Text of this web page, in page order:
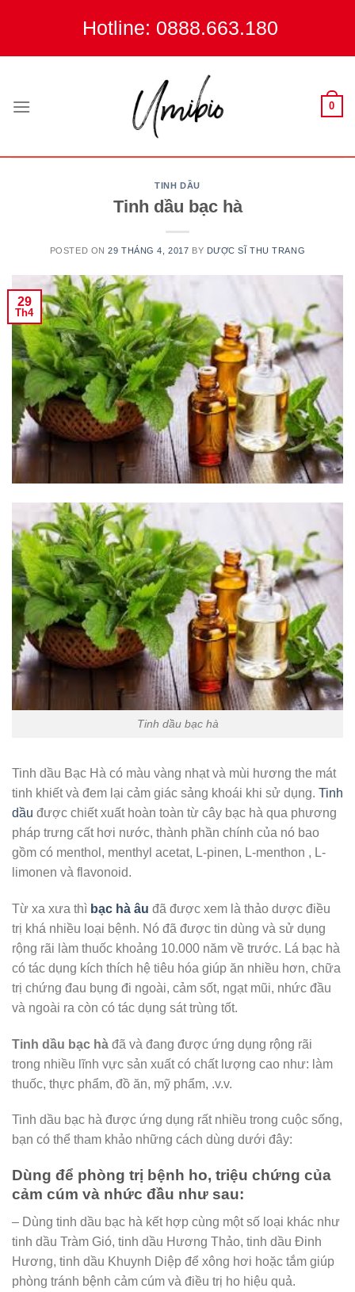
Hotline: 0888.663.180
0
TINH DẦU
Tinh dầu bạc hà
POSTED ON29 THÁNG 4, 2017 BY DƯỢC SĨ THU TRANG
29
Th4
Tinh dầu bạc hà
Tinh dầu Bạc Hà có màu vàng nhạt và mùi hương the mát
tinh khiết và đem lại cảm giác sảng khoái khi sử dụng. Tinh
dầu được chiết xuất hoàn toàn từ cây bạc hà qua phương
pháp trưng cất hơi nước, thành phần chính của nó bao
gồm có menthol, menthyl acetat, L-pinen, L-menthon , L-
limonen và flavonoid.
Từ xa xưa thì bạc hà âu đã được xem là thảo dược điều
trị khá nhiều loại bệnh. Nó đã được tin dùng và sử dụng
rộng rãi làm thuốc khoảng 10.000 năm về trước. Lá bạc hà
có tác dụng kích thích hệ tiêu hóa giúp ăn nhiều hơn, chữa
trị chứng đau bụng đi ngoài, cảm sốt, ngạt mũi, nhức đầu
và ngoài ra còn có tác dụng sát trùng tốt.
Tinh dầu bạc hà đã và đang được ứng dụng rộng rãi
trong nhiều lĩnh vực sản xuất có chất lượng cao như: làm
thuốc, thực phẩm, đồ ăn, mỹ phẩm, .v.v.
Tinh dầu bạc hà được ứng dụng rất nhiều trong cuộc sống,
bạn có thể tham khảo những cách dùng dưới đây:
Dùng để phòng trị bệnh ho, triệu chứng của
cảm cúm và nhức đầu như sau:
– Dùng tinh dầu bạc hà kết hợp cùng một số loại khác như
tinh dầu Tràm Gió, tinh dầu Hương Thảo, tinh dầu Đinh
Hương, tinh dầu Khuynh Diệp để xông hơi hoặc tắm giúp
phòng tránh bệnh cảm cúm và điều trị ho hiệu quả.